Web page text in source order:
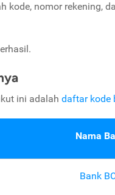
kode, nomor rekening,
ini adalah daftar kode
Nama
Bank